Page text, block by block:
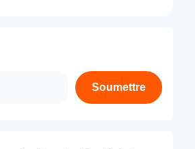
Soumettre